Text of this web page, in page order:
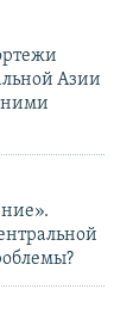
Азии
ними